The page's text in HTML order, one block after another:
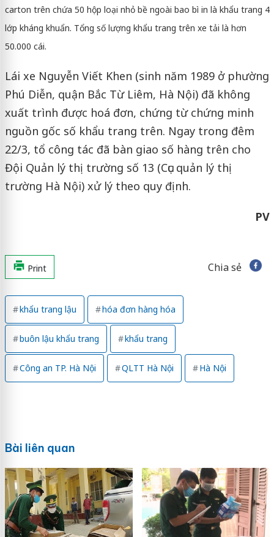
carton trên chứa 50 hộp loại nhỏ bề ngoài bao bì in là khẩu trang 4
lớp kháng khuẩn. Tổng số lượng khẩu trang trên xe tải là hơn
50.000 cái.
Lái xe Nguyễn Viết Khen (sinh năm 1989 ở phường
Phú Diễn, quận Bắc Từ Liêm, Hà Nội) đã không
xuất trình được hoá đơn, chứng từ chứng minh
nguồn gốc số khẩu trang trên. Ngay trong đêm
22/3, tổ công tác đã bàn giao số hàng trên cho
Đội Quản lý thị trường số 13 (Cục quản lý thị
trường Hà Nội) xử lý theo quy định.
PV
Print Chia sẻ
khẩu trang lậu hóa đơn hàng hóa
buôn lậu khẩu trang khẩu trang
Công an TP. Hà Nội QLTT Hà Nội Hà Nội
Bài liên quan